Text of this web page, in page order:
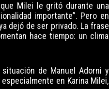
Milei le gritó durante una
importante”. Pero en
dejó de ser privado. La frase
hace tiempo: un clima
de Manuel Adorni y
en Karina Milei,